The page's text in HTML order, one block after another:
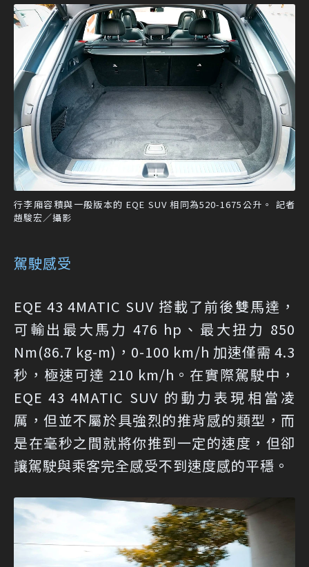
行李廂容積與一般版本的 EQE SUV 相同為520-1675公升。 記者
趙駿宏／攝影
駕駛感受
EQE 43 4MATIC SUV 搭載了前後雙馬達，
可輸出最大馬力 476 hp、最大扭力 850
Nm(86.7 kg-m)，0-100 km/h 加速僅需 4.3
秒，極速可達 210 km/h。在實際駕駛中，
EQE 43 4MATIC SUV 的動力表現相當凌
厲，但並不屬於具強烈的推背感的類型，而
是在毫秒之間就將你推到一定的速度，但卻
讓駕駛與乘客完全感受不到速度感的平穩。